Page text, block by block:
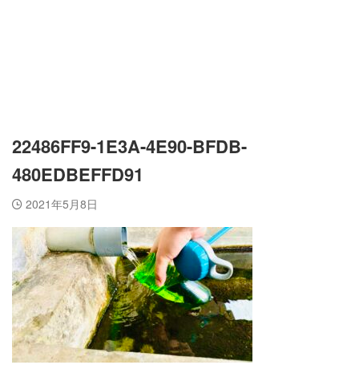
22486FF9-1E3A-4E90-BFDB-
480EDBEFFD91
2021年5月8日